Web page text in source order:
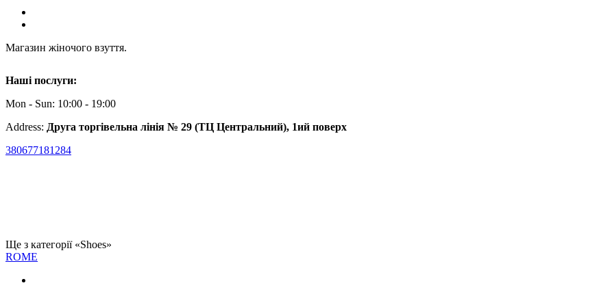
Магазин жіночого взуття.
Наші послуги:
Mon - Sun: 10:00 - 19:00
Address: Друга торгівельна лінія № 29 (ТЦ Центральний), 1ий поверх
380677181284
Ще з категорії «Shoes»
ROME